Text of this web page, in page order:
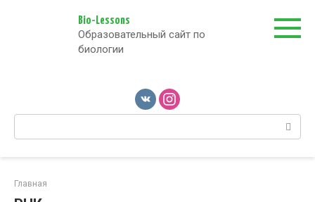
Bio-Lessons
Образовательный сайт по
биологии
Поиск:
Главная